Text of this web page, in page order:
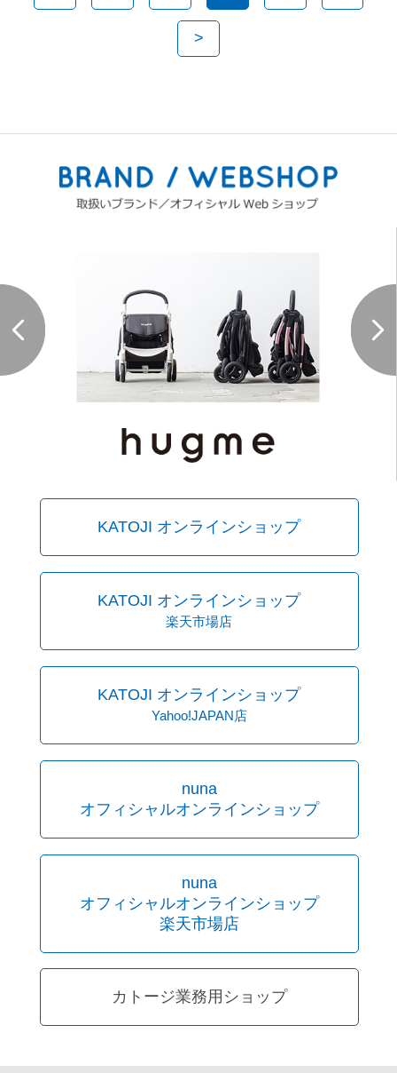
>
KATOJI オンラインショップ
KATOJI オンラインショップ
楽天市場店
KATOJI オンラインショップ
Yahoo!JAPAN店
nuna
オフィシャルオンラインショップ
nuna
オフィシャルオンラインショップ
楽天市場店
カトージ業務用ショップ